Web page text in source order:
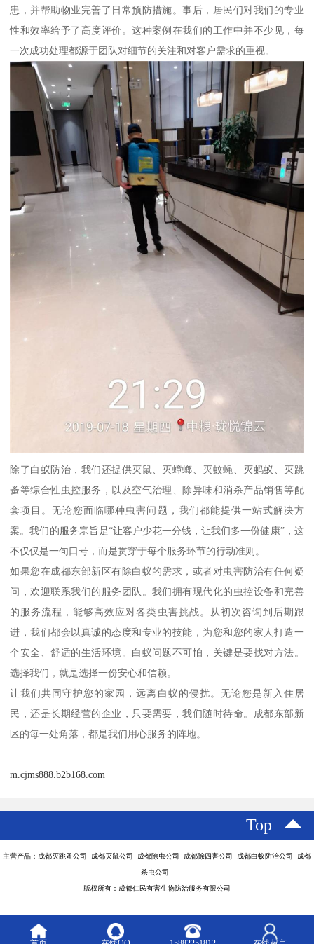
患，并帮助物业完善了日常预防措施。事后，居民们对我们的专业
性和效率给予了高度评价。这种案例在我们的工作中并不少见，每
一次成功处理都源于团队对细节的关注和对客户需求的重视。
除了白蚁防治，我们还提供灭鼠、灭蟑螂、灭蚊蝇、灭蚂蚁、灭跳
蚤等综合性虫控服务，以及空气治理、除异味和消杀产品销售等配
套项目。无论您面临哪种虫害问题，我们都能提供一站式解决方
案。我们的服务宗旨是“让客户少花一分钱，让我们多一份健康”，这
不仅仅是一句口号，而是贯穿于每个服务环节的行动准则。
如果您在成都东部新区有除白蚁的需求，或者对虫害防治有任何疑
问，欢迎联系我们的服务团队。我们拥有现代化的虫控设备和完善
的服务流程，能够高效应对各类虫害挑战。从初次咨询到后期跟
进，我们都会以真诚的态度和专业的技能，为您和您的家人打造一
个安全、舒适的生活环境。白蚁问题不可怕，关键是要找对方法。
选择我们，就是选择一份安心和信赖。
让我们共同守护您的家园，远离白蚁的侵扰。无论您是新入住居
民，还是长期经营的企业，只要需要，我们随时待命。成都东部新
区的每一处角落，都是我们用心服务的阵地。
m.cjms888.b2b168.com
Top
主营产品：成都灭跳蚤公司 成都灭鼠公司 成都除虫公司 成都除四害公司 成都白蚁防治公司 成都
杀虫公司
版权所有：成都仁民有害生物防治服务有限公司